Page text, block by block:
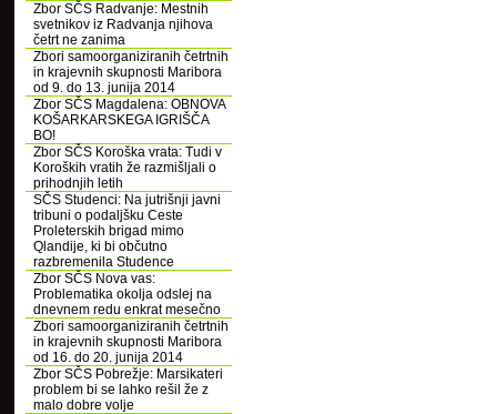
Zbor SČS Radvanje: Mestnih
svetnikov iz Radvanja njihova
četrt ne zanima
Zbori samoorganiziranih četrtnih
in krajevnih skupnosti Maribora
od 9. do 13. junija 2014
Zbor SČS Magdalena: OBNOVA
KOŠARKARSKEGA IGRIŠČA
BO!
Zbor SČS Koroška vrata: Tudi v
Koroških vratih že razmišljali o
prihodnjih letih
SČS Studenci: Na jutrišnji javni
tribuni o podaljšku Ceste
Proleterskih brigad mimo
Qlandije, ki bi občutno
razbremenila Studence
Zbor SČS Nova vas:
Problematika okolja odslej na
dnevnem redu enkrat mesečno
Zbori samoorganiziranih četrtnih
in krajevnih skupnosti Maribora
od 16. do 20. junija 2014
Zbor SČS Pobrežje: Marsikateri
problem bi se lahko rešil že z
malo dobre volje